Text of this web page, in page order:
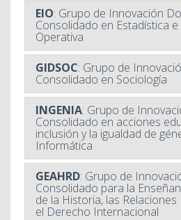
EIO: Grupo de Innovación
Consolidado en Estadística
Operativa
GIDSOC: Grupo de
Consolidado en Sociología
INGENIA: Grupo de
Consolidado en acciones
inclusión y la igualdad de
Informática
GEAHRD: Grupo de
Consolidado para la
de la Historia, las
el Derecho Internacional